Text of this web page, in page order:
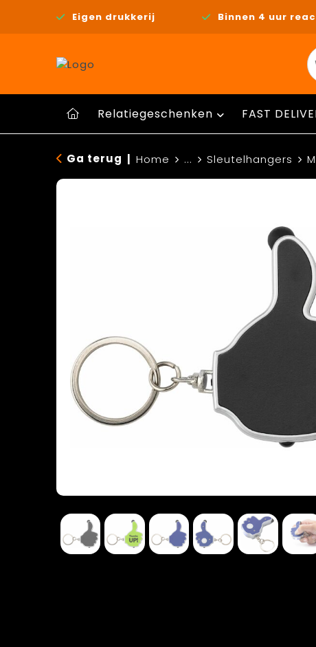
Eigen drukkerij Binnen 4 uur
Relatiegeschenken FAST
Ga terug Home ... Sleutelhangers